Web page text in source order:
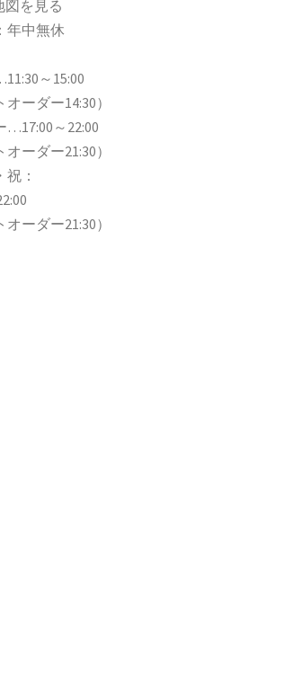
図を見る
年中無休
～15:00
オーダー14:30）
…17:00～22:00
オーダー21:30）
：
オーダー21:30）